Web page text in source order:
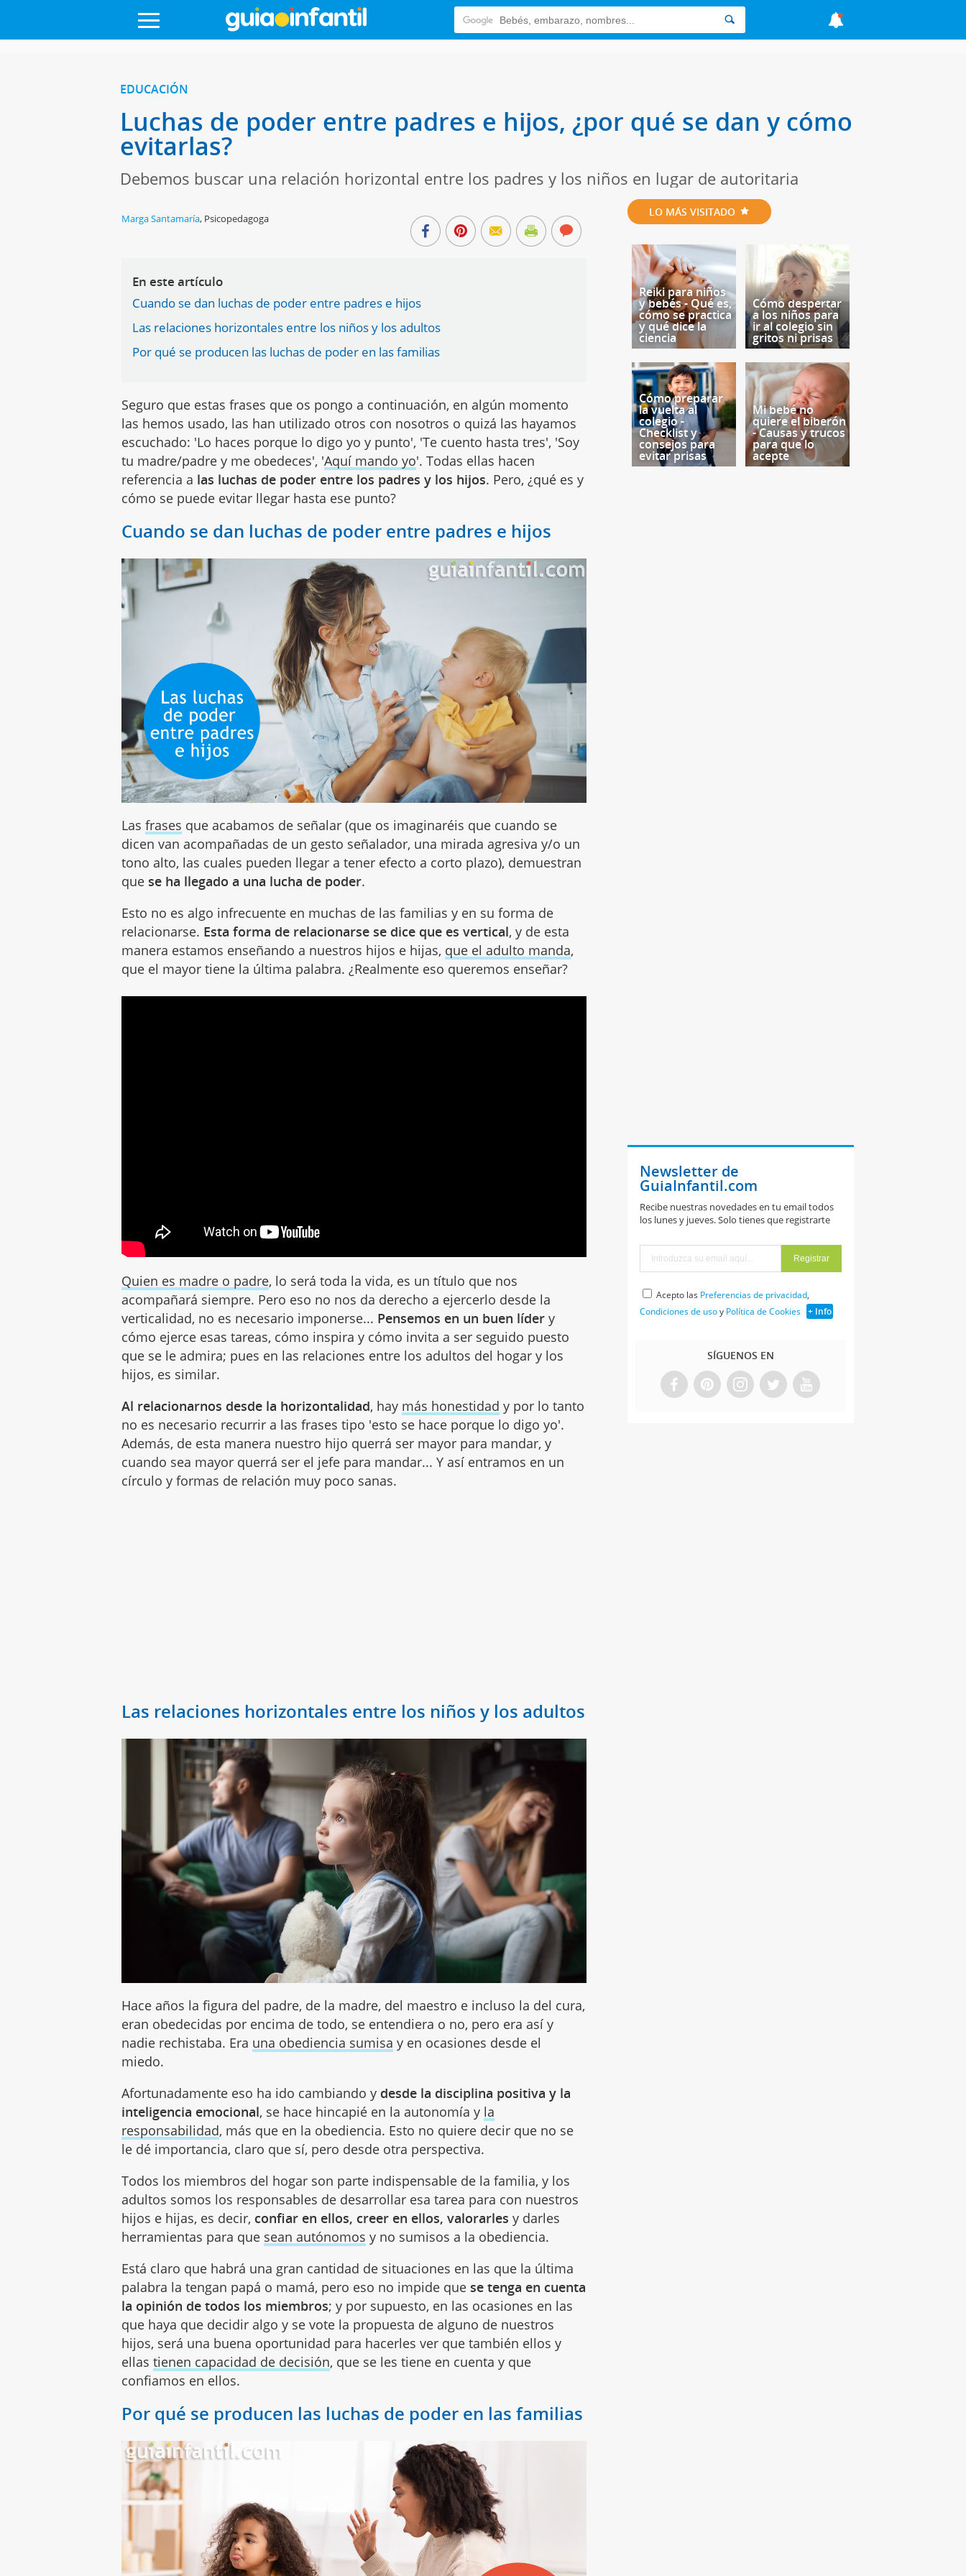
EDUCACIÓN
Luchas de poder entre padres e hijos, ¿por qué se dan y cómo
evitarlas?
Debemos buscar una relación horizontal entre los padres y los niños en lugar de autoritaria
Marga Santamaría, Psicopedagoga
En este artículo
Cuando se dan luchas de poder entre padres e hijos
Las relaciones horizontales entre los niños y los adultos
Por qué se producen las luchas de poder en las familias
Seguro que estas frases que os pongo a continuación, en algún momento
las hemos usado, las han utilizado otros con nosotros o quizá las hayamos
escuchado: 'Lo haces porque lo digo yo y punto', 'Te cuento hasta tres', 'Soy
tu madre/padre y me obedeces', 'Aquí mando yo'. Todas ellas hacen
referencia a las luchas de poder entre los padres y los hijos. Pero, ¿qué es y
cómo se puede evitar llegar hasta ese punto?
Cuando se dan luchas de poder entre padres e hijos
Lasfrases que acabamos de señalar (que os imaginaréis que cuando se
dicen van acompañadas de un gesto señalador, una mirada agresiva y/o un
tono alto, las cuales pueden llegar a tener efecto a corto plazo), demuestran
quese ha llegado a una lucha de poder.
Esto no es algo infrecuente en muchas de las familias y en su forma de
relacionarse. Esta forma de relacionarse se dice que es vertical, y de esta
manera estamos enseñando a nuestros hijos e hijas, que el adulto manda,
que el mayor tiene la última palabra. ¿Realmente eso queremos enseñar?
Quien es madre o padre, lo será toda la vida, es un título que nos
acompañará siempre. Pero eso no nos da derecho a ejercerlo desde la
verticalidad, no es necesario imponerse... Pensemos en un buen líder y
cómo ejerce esas tareas, cómo inspira y cómo invita a ser seguido puesto
que se le admira; pues en las relaciones entre los adultos del hogar y los
hijos, es similar.
Al relacionarnos desde la horizontalidad, hay más honestidad y por lo tanto
no es necesario recurrir a las frases tipo 'esto se hace porque lo digo yo'.
Además, de esta manera nuestro hijo querrá ser mayor para mandar, y
cuando sea mayor querrá ser el jefe para mandar... Y así entramos en un
círculo y formas de relación muy poco sanas.
Las relaciones horizontales entre los niños y los adultos
Hace años la figura del padre, de la madre, del maestro e incluso la del cura,
eran obedecidas por encima de todo, se entendiera o no, pero era así y
nadie rechistaba. Era una obediencia sumisa y en ocasiones desde el
miedo.
Afortunadamente eso ha ido cambiando y desde la disciplina positiva y la
inteligencia emocional, se hace hincapié en la autonomía y la
responsabilidad, más que en la obediencia. Esto no quiere decir que no se
le dé importancia, claro que sí, pero desde otra perspectiva.
Todos los miembros del hogar son parte indispensable de la familia, y los
adultos somos los responsables de desarrollar esa tarea para con nuestros
hijos e hijas, es decir, confiar en ellos, creer en ellos, valorarles y darles
herramientas para que sean autónomos y no sumisos a la obediencia.
Está claro que habrá una gran cantidad de situaciones en las que la última
palabra la tengan papá o mamá, pero eso no impide quese tenga en cuenta
la opinión de todos los miembros; y por supuesto, en las ocasiones en las
que haya que decidir algo y se vote la propuesta de alguno de nuestros
hijos, será una buena oportunidad para hacerles ver que también ellos y
ellastienen capacidad de decisión, que se les tiene en cuenta y que
confiamos en ellos.
Por qué se producen las luchas de poder en las familias
LO MÁS VISITADO
Reiki para niños
y bebés - Qué es,
cómo se practica
y qué dice la
ciencia
Cómo despertar
a los niños para
ir al colegio sin
gritos ni prisas
Cómo preparar
la vuelta al
colegio -
Checklist y
consejos para
evitar prisas
Mi bebé no
quiere el biberón
- Causas y trucos
para que lo
acepte
Newsletter de
GuiaInfantil.com
Recibe nuestras novedades en tu email todos
los lunes y jueves. Solo tienes que registrarte
Acepto las Preferencias de privacidad,
Condiciones de usoy Política de Cookies + Info
SÍGUENOS EN